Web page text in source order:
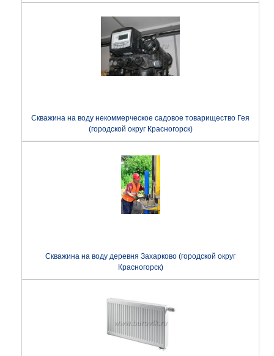
Скважина на воду некоммерческое садовое товарищество Гея
(городской округ Красногорск)
Скважина на воду деревня Захарково (городской округ
Красногорск)